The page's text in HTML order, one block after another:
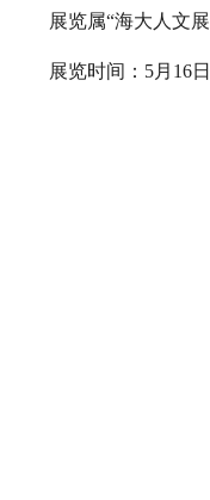
展览属“海大人文
展览时间：5月16